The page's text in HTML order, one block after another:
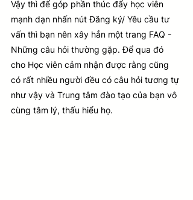
Vậy thì để góp phần thúc đẩy học viên
mạnh dạn nhấn nút Đăng ký/ Yêu cầu tư
vấn thì bạn nên xây hẳn một trang FAQ -
Những câu hỏi thường gặp. Để qua đó
cho Học viên cảm nhận được rằng cũng
có rất nhiều người đều có câu hỏi tương tự
như vậy và Trung tâm đào tạo của bạn vô
cùng tâm lý, thấu hiểu họ.